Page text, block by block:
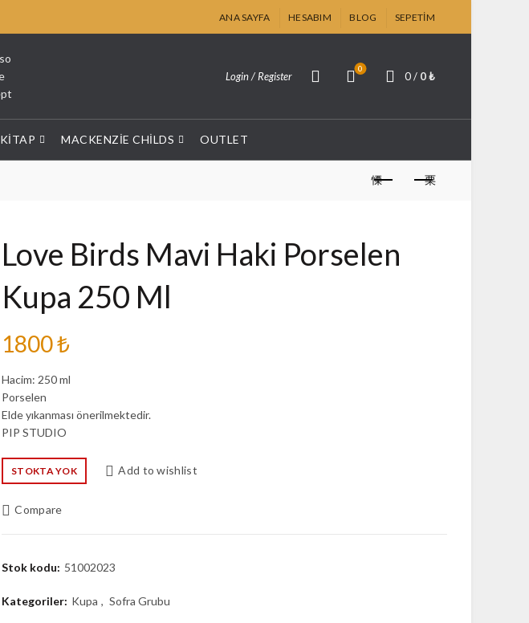
ANA SAYFA HESABIM BLOG SEPETIM
Login / Register
0
0/ 0₺
KITAP MACKENZIE CHILDS OUTLET
Love Birds Mavi Haki Porselen
Kupa 250 Ml
1800₺
Hacim: 250 ml
Porselen
Elde yıkanması önerilmektedir.
PIP STUDIO
STOKTA YOK Add to wishlist
Compare
Stok kodu: 51002023
Kategoriler: Kupa , Sofra Grubu